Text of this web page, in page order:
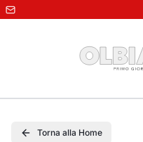
Torna alla Home